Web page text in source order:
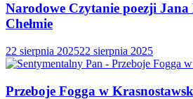
Narodowe Czytanie poezji
Chełmie
22 sierpnia 202522 sierpnia 2025
Przeboje Fogga w